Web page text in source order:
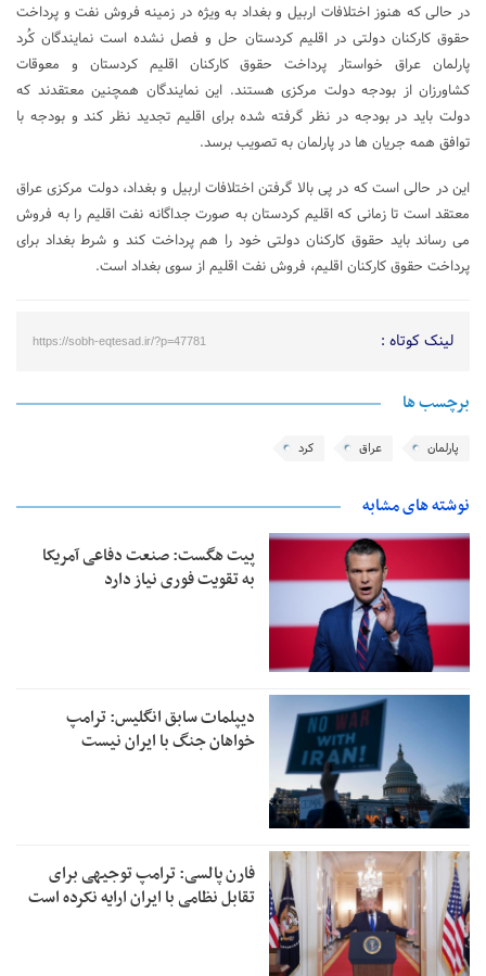
در حالی که هنوز اختلافات اربیل و بغداد به ویژه در زمینه فروش نفت و پرداخت
حقوق کارکنان دولتی در اقلیم کردستان حل و فصل نشده است نمایندگان کُرد
پارلمان عراق خواستار پرداخت حقوق کارکنان اقلیم کردستان و معوقات
کشاورزان از بودجه دولت مرکزی هستند. این نمایندگان همچنین معتقدند که
دولت باید در بودجه در نظر گرفته شده برای اقلیم تجدید نظر کند و بودجه با
توافق همه جریان ها در پارلمان به تصویب برسد.
این در حالی است که در پی بالا گرفتن اختلافات اربیل و بغداد، دولت مرکزی عراق
معتقد است تا زمانی که اقلیم کردستان به صورت جداگانه نفت اقلیم را به فروش
می رساند باید حقوق کارکنان دولتی خود را هم پرداخت کند و شرط بغداد برای
پرداخت حقوق کارکنان اقلیم، فروش نفت اقلیم از سوی بغداد است.
لینک کوتاه : https://sobh-eqtesad.ir/?p=47781
برچسب ها
پارلمان عراق کرد
نوشته های مشابه
پیت هگست: صنعت دفاعی آمریکا
به تقویت فوری نیاز دارد
دیپلمات سابق انگلیس:‌ ترامپ
خواهان جنگ با ایران نیست
فارن پالسی: ترامپ توجیهی برای
تقابل نظامی با ایران ارایه نکرده است